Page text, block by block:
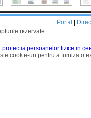
rezervate.
Portal
persoanelor fizice in
cookie-uri pentru a furniza o